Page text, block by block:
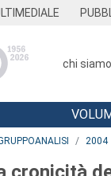
chi siamo
2004